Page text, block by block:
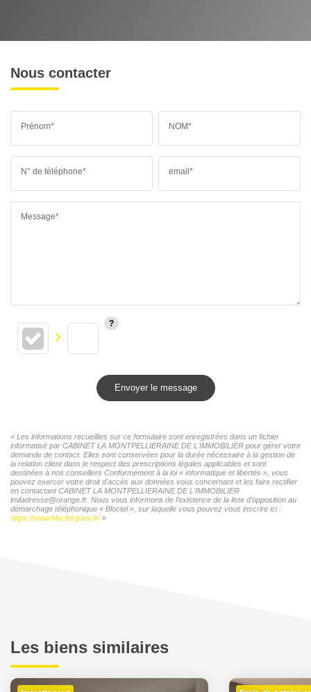
Nous contacter
Prénom* NOM*
N° de téléphone* email*
Message*
Envoyer le message
« Les informations recueillies sur ce formulaire sont enregistrées dans un fichier
informatisé par CABINET LA MONTPELLIERAINE DE L'IMMOBILIER pour gérer votre
demande de contact. Elles sont conservées pour la durée nécessaire à la gestion de
la relation client dans le respect des prescriptions légales applicables et sont
destinées à nos conseillers Conformément à la loi « informatique et libertés », vous
pouvez exercer votre droit d'accès aux données vous concernant et les faire rectifier
en contactant CABINET LA MONTPELLIERAINE DE L'IMMOBILIER
lmiladresse@orange.fr. Nous vous informons de l'existence de la liste d'opposition au
démarchage téléphonique « Bloctel », sur laquelle vous pouvez vous inscrire ici :
https://www.bloctel.gouv.fr/»
Les biens similaires